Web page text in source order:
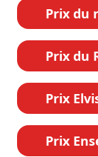
Prix du
Prix du
Prix
Prix